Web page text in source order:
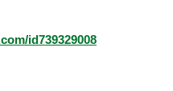
id739329008